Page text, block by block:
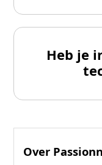
Heb je
Over